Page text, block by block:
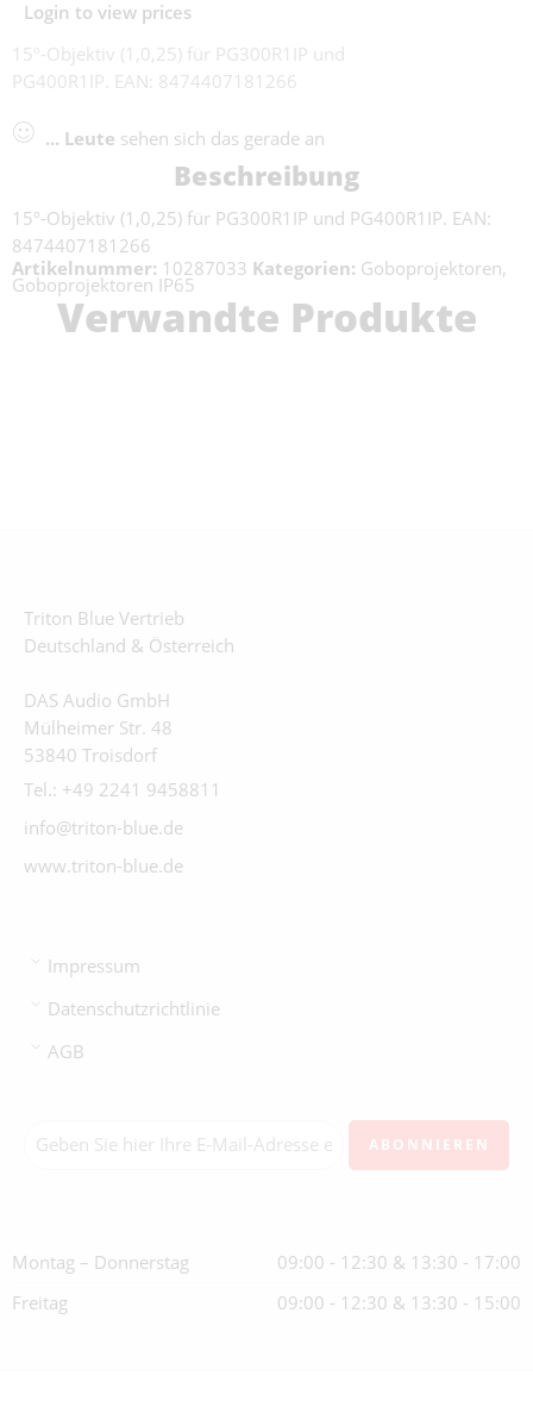
Login to view prices
15º-Objektiv (1,0,25) für PG300R1IP und
PG400R1IP. EAN: 8474407181266
... Leute sehen sich das gerade an
Beschreibung
15º-Objektiv (1,0,25) für PG300R1IP und PG400R1IP. EAN:
8474407181266
Artikelnummer: 10287033 Kategorien: Goboprojektoren,
Goboprojektoren IP65
Verwandte Produkte
Triton Blue Vertrieb
Deutschland & Österreich
DAS Audio GmbH
Mülheimer Str. 48
53840 Troisdorf
Tel.: +49 2241 9458811
info@triton-blue.de
www.triton-blue.de
Impressum
Datenschutzrichtlinie
AGB
Montag – Donnerstag
09:00 - 12:30 & 13:30 - 17:00
Freitag
09:00 - 12:30 & 13:30 - 15:00